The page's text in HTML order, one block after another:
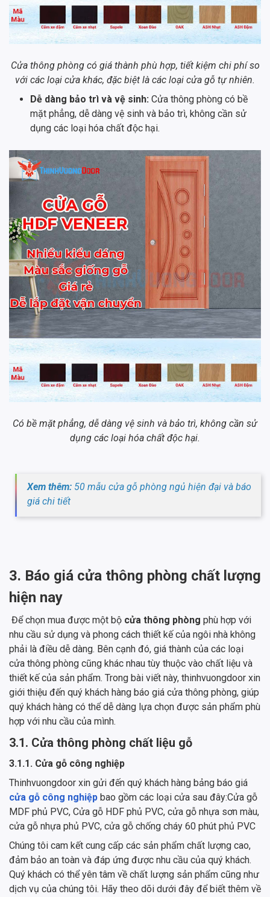
Cửa thông phòng có giá thành phù hợp, tiết kiệm chi phí so
với các loại cửa khác, đặc biệt là các loại cửa gỗ tự nhiên.
Dễ dàng bảo trì và vệ sinh: Cửa thông phòng có bề
mặt phẳng, dễ dàng vệ sinh và bảo trì, không cần sử
dụng các loại hóa chất độc hại.
Có bề mặt phẳng, dễ dàng vệ sinh và bảo trì, không cần sử
dụng các loại hóa chất độc hại.
Xem thêm: 50 mẫu cửa gỗ phòng ngủ hiện đại và báo
giá chi tiết
3. Báo giá cửa thông phòng chất lượng
hiện nay
Để chọn mua được một bộ cửa thông phòng phù hợp với
nhu cầu sử dụng và phong cách thiết kế của ngôi nhà không
phải là điều dễ dàng. Bên cạnh đó, giá thành của các loại
cửa thông phòng cũng khác nhau tùy thuộc vào chất liệu và
thiết kế của sản phẩm. Trong bài viết này, thinhvuongdoor xin
giới thiệu đến quý khách hàng báo giá cửa thông phòng, giúp
quý khách hàng có thể dễ dàng lựa chọn được sản phẩm phù
hợp với nhu cầu của mình.
3.1. Cửa thông phòng chất liệu gỗ
3.1.1. Cửa gỗ công nghiệp
Thinhvuongdoor xin gửi đến quý khách hàng bảng báo giá
cửa gỗ công nghiệp bao gồm các loại cửa sau đây:Cửa gỗ
MDF phủ PVC, Cửa gỗ HDF phủ PVC, cửa gỗ nhựa sơn màu,
cửa gỗ nhựa phủ PVC, cửa gỗ chống cháy 60 phút phủ PVC
Chúng tôi cam kết cung cấp các sản phẩm chất lượng cao,
đảm bảo an toàn và đáp ứng được nhu cầu của quý khách.
Quý khách có thể yên tâm về chất lượng sản phẩm cũng như
dịch vụ của chúng tôi. Hãy theo dõi dưới đây để biết thêm về